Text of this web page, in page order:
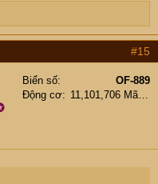
#15
Biển số
OF-889
Động cơ